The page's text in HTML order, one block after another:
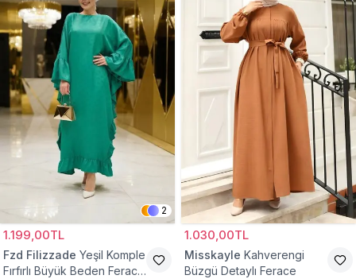
2
1.199,00TL
Fzd Filizzade Yeşil Komple
Fırfırlı Büyük Beden Ferace
1.030,00TL
Misskayle Kahverengi
Büzgü Detaylı Ferace